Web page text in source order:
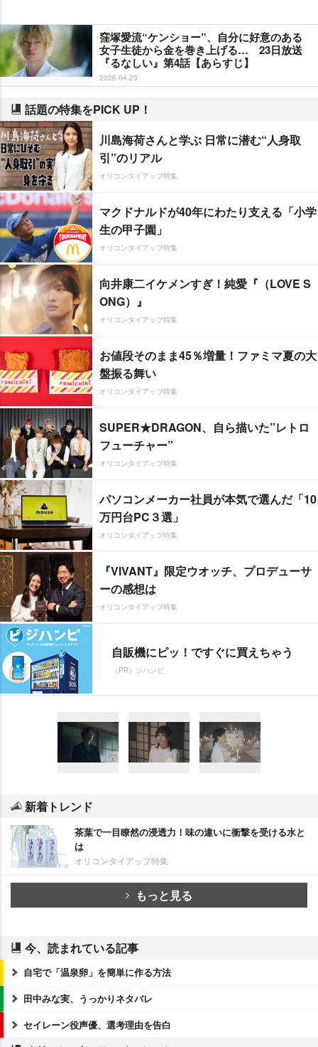
窪塚愛流“ケンショー”、自分に好意のある
女子生徒から金を巻き上げる… 23日放送
『るなしい』第4話【あらすじ】
2026-04-23
話題の特集をPICK UP！
川島海荷さんと学ぶ 日常に潜む“人身取
引”のリアル
オリコンタイアップ特集
マクドナルドが40年にわたり支える「小学
生の甲子園」
オリコンタイアップ特集
向井康二イケメンすぎ！純愛『（LOVE S
ONG）』
オリコンタイアップ特集
お値段そのまま45％増量！ファミマ夏の大
盤振る舞い
オリコンタイアップ特集
SUPER★DRAGON、自ら描いた”レトロ
フューチャー”
オリコンタイアップ特集
パソコンメーカー社員が本気で選んだ「10
万円台PC３選」
オリコンタイアップ特集
『VIVANT』限定ウオッチ、プロデューサ
ーの感想は
オリコンタイアップ特集
自販機にピッ！ですぐに買えちゃう
（PR）ジハンピ
新着トレンド
茶葉で一目瞭然の浸透力！味の違いに衝撃を受ける水と
は
オリコンタイアップ特集
もっと見る
今、読まれている記事
自宅で「温泉卵」を簡単に作る方法
田中みな実、うっかりネタバレ
セイレーン役声優、選考理由を告白